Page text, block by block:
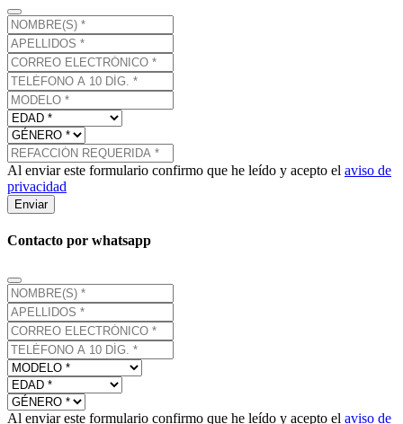
Al enviar este formulario confirmo que he leído y acepto el aviso de
privacidad
Enviar
Contacto por whatsapp
Al enviar este formulario confirmo que he leído y acepto el aviso de